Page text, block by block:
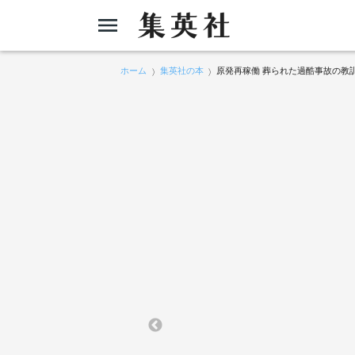
ホーム 集英社の本 原発再稼働 葬られた過酷事故の教